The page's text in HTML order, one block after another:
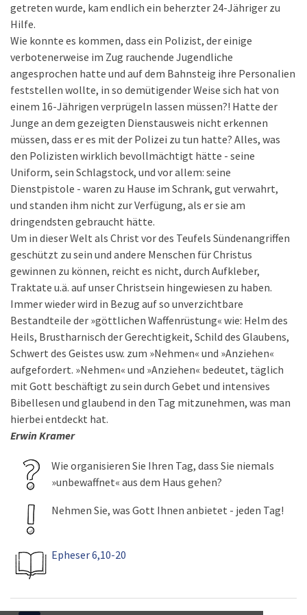
getreten wurde, kam endlich ein beherzter 24-Jähriger zu
Hilfe.
Wie konnte es kommen, dass ein Polizist, der einige
verbotenerweise im Zug rauchende Jugendliche
angesprochen hatte und auf dem Bahnsteig ihre Personalien
feststellen wollte, in so demütigender Weise sich hat von
einem 16-Jährigen verprügeln lassen müssen?! Hatte der
Junge an dem gezeigten Dienstausweis nicht erkennen
müssen, dass er es mit der Polizei zu tun hatte? Alles, was
den Polizisten wirklich bevollmächtigt hätte - seine
Uniform, sein Schlagstock, und vor allem: seine
Dienstpistole - waren zu Hause im Schrank, gut verwahrt,
und standen ihm nicht zur Verfügung, als er sie am
dringendsten gebraucht hätte.
Um in dieser Welt als Christ vor des Teufels Sündenangriffen
geschützt zu sein und andere Menschen für Christus
gewinnen zu können, reicht es nicht, durch Aufkleber,
Traktate u.ä. auf unser Christsein hingewiesen zu haben.
Immer wieder wird in Bezug auf so unverzichtbare
Bestandteile der »göttlichen Waffenrüstung« wie: Helm des
Heils, Brustharnisch der Gerechtigkeit, Schild des Glaubens,
Schwert des Geistes usw. zum »Nehmen« und »Anziehen«
aufgefordert. »Nehmen« und »Anziehen« bedeutet, täglich
mit Gott beschäftigt zu sein durch Gebet und intensives
Bibellesen und glaubend in den Tag mitzunehmen, was man
hierbei entdeckt hat.
Erwin Kramer
Wie organisieren Sie Ihren Tag, dass Sie niemals
»unbewaffnet« aus dem Haus gehen?
Nehmen Sie, was Gott Ihnen anbietet - jeden Tag!
Epheser 6,10-20